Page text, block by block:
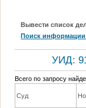
Вывести список
Поиск
УИД:
Всего по запросу
Суд